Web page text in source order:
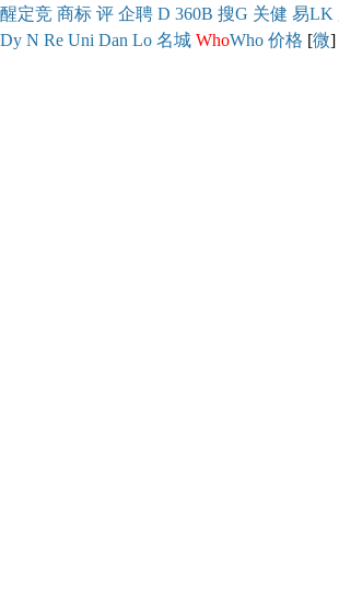
醒定竞 商标 评 企聘 D 360B 搜G 关健 易LK
Dy N Re Uni Dan Lo 名城 WhoWho 价格 [微]